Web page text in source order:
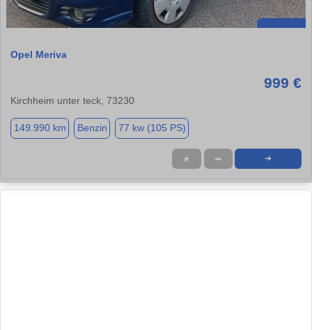
Opel Meriva
999 €
Kirchheim unter teck, 73230
149.990 km Benzin 77 kw (105 PS)
★ ➦ ➜